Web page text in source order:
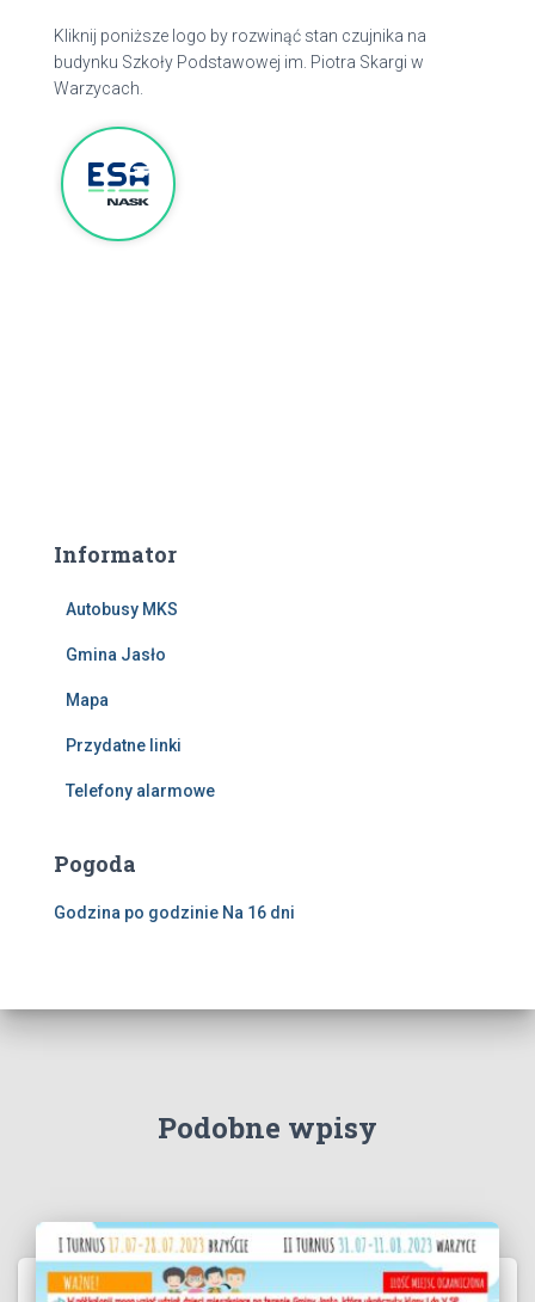
Kliknij poniższe logo by rozwinąć stan czujnika na
budynku Szkoły Podstawowej im. Piotra Skargi w
Warzycach.
Informator
Autobusy MKS
Gmina Jasło
Mapa
Przydatne linki
Telefony alarmowe
Pogoda
Godzina po godzinie Na 16 dni
Podobne wpisy